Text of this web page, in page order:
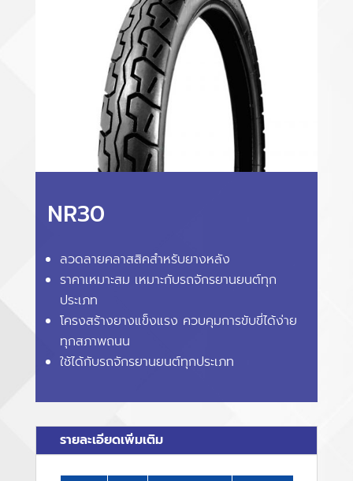
NR30
ลวดลายคลาสสิคสำหรับยางหลัง
ราคาเหมาะสม เหมาะกับรถจักรยานยนต์ทุก
ประเภท
โครงสร้างยางแข็งแรง ควบคุมการขับขี่ได้ง่าย
ทุกสภาพถนน
ใช้ได้กับรถจักรยานยนต์ทุกประเภท
รายละเอียดเพิ่มเติม